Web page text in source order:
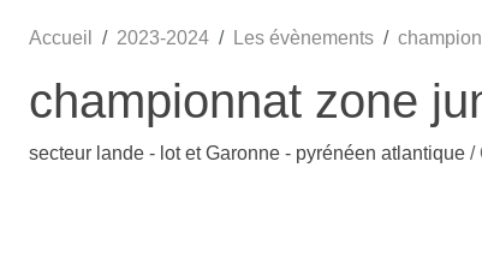
Accueil 2023-2024 Les évènements
championnat zone
secteur lande - lot et Garonne - pyrénéen atlantique /